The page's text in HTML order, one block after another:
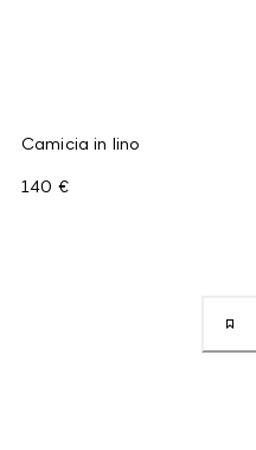
Camicia in lino
140 €